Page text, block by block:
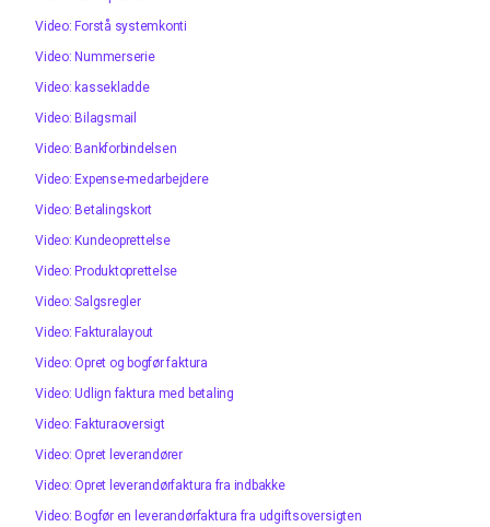
Video: Forstå systemkonti
Video: Nummerserie
Video: kassekladde
Video: Bilagsmail
Video: Bankforbindelsen
Video: Expense-medarbejdere
Video: Betalingskort
Video: Kundeoprettelse
Video: Produktoprettelse
Video: Salgsregler
Video: Fakturalayout
Video: Opret og bogfør faktura
Video: Udlign faktura med betaling
Video: Fakturaoversigt
Video: Opret leverandører
Video: Opret leverandørfaktura fra indbakke
Video: Bogfør en leverandørfaktura fra udgiftsoversigten